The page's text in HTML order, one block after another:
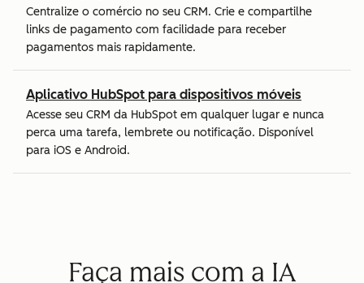
Centralize o comércio no seu CRM. Crie e compartilhe
links de pagamento com facilidade para receber
pagamentos mais rapidamente.
Aplicativo HubSpot para dispositivos móveis
Acesse seu CRM da HubSpot em qualquer lugar e nunca
perca uma tarefa, lembrete ou notificação. Disponível
para iOS e Android.
Faça mais com a IA